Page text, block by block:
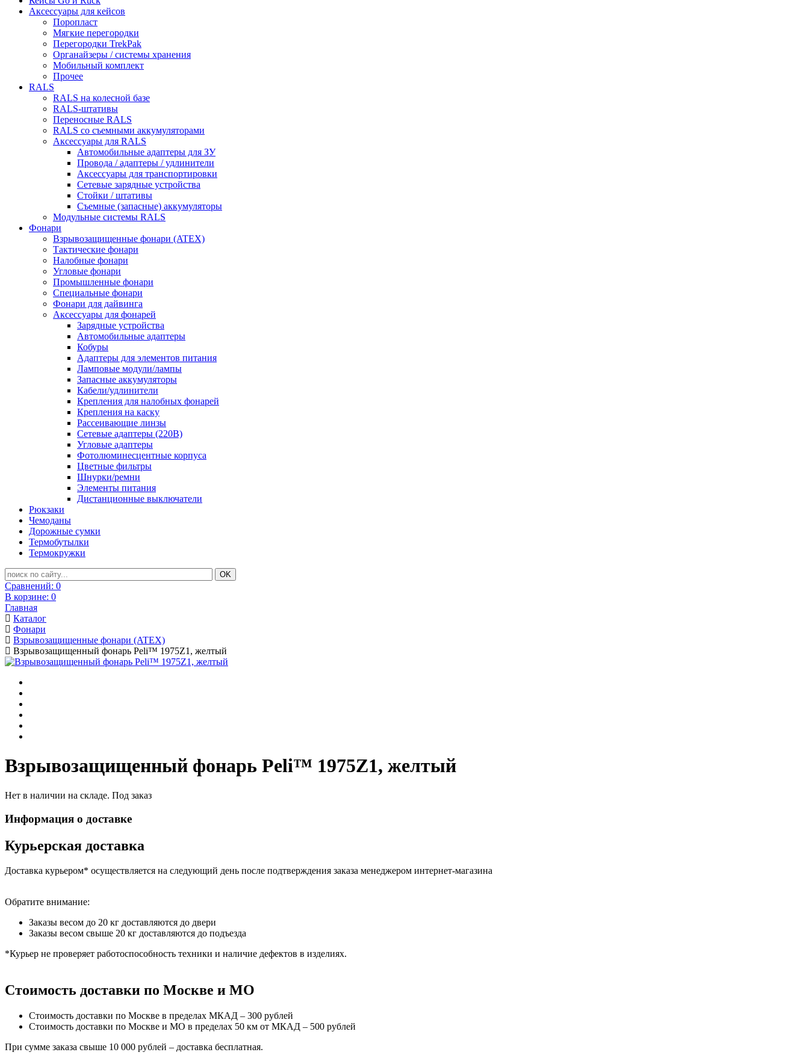
Аксессуары для кейсов
Поропласт
Мягкие перегородки
Перегородки TrekPak
Органайзеры / системы хранения
Мобильный комплект
Прочее
RALS
RALS на колесной базе
RALS-штативы
Переносные RALS
RALS со съемными аккумуляторами
Аксессуары для RALS
Автомобильные адаптеры для ЗУ
Провода / адаптеры / удлинители
Аксессуары для транспортировки
Сетевые зарядные устройства
Стойки / штативы
Съемные (запасные) аккумуляторы
Модульные системы RALS
Фонари
Взрывозащищенные фонари (ATEX)
Тактические фонари
Налобные фонари
Угловые фонари
Промышленные фонари
Специальные фонари
Фонари для дайвинга
Аксессуары для фонарей
Зарядные устройства
Автомобильные адаптеры
Кобуры
Адаптеры для элементов питания
Ламповые модули/лампы
Запасные аккумуляторы
Кабели/удлинители
Крепления для налобных фонарей
Крепления на каску
Рассеивающие линзы
Сетевые адаптеры (220В)
Угловые адаптеры
Фотолюминесцентные корпуса
Цветные фильтры
Шнурки/ремни
Элементы питания
Дистанционные выключатели
Рюкзаки
Чемоданы
Дорожные сумки
Термобутылки
Термокружки
Сравнений: 0
В корзине: 0
Главная
Каталог
Фонари
Взрывозащищенные фонари (ATEX)
Взрывозащищенный фонарь Peli™ 1975Z1, желтый
Взрывозащищенный фонарь Peli™ 1975Z1, желтый
Нет в наличии на складе. Под заказ
Информация о доставке
Курьерская доставка
Доставка курьером* осуществляется на следующий день после подтверждения заказа менеджером интернет-магазина
Обратите внимание:
Заказы весом до 20 кг доставляются до двери
Заказы весом свыше 20 кг доставляются до подъезда
*Курьер не проверяет работоспособность техники и наличие дефектов в изделиях.
Стоимость доставки по Москве и МО
Стоимость доставки по Москве в пределах МКАД – 300 рублей
Стоимость доставки по Москве и МО в пределах 50 км от МКАД – 500 рублей
При сумме заказа свыше 10 000 рублей – доставка бесплатная.